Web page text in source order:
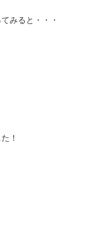
みると・・・
！